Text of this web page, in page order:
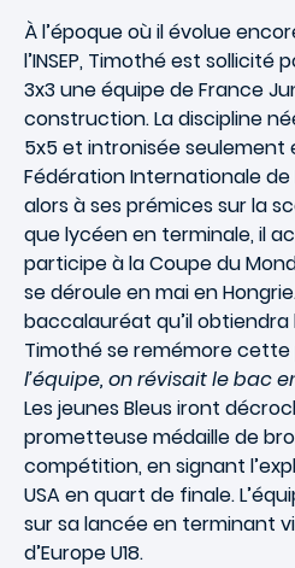
À l’époque où il évolue
l’INSEP, Timothé est sollicité
3x3 une équipe de France
construction. La discipline
5x5 et intronisée seulement
Fédération Internationale
alors à ses prémices sur la
que lycéen en terminale, il
participe à la Coupe du
se déroule en mai en
baccalauréat qu’il obtiendra
Timothé se remémore cette
l’équipe, on révisait le bac
Les jeunes Bleus iront
prometteuse médaille de
compétition, en signant
USA en quart de finale.
sur sa lancée en terminant
d’Europe U18.